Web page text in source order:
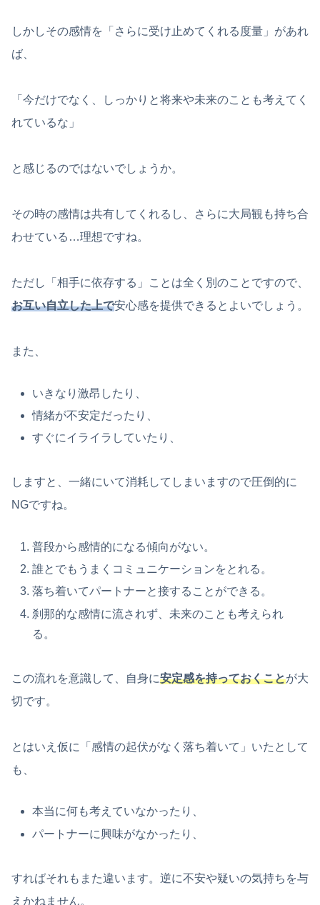
しかしその感情を「さらに受け止めてくれる度量」があれ
ば、
「今だけでなく、しっかりと将来や未来のことも考えてく
れているな」
と感じるのではないでしょうか。
その時の感情は共有してくれるし、さらに大局観も持ち合
わせている…理想ですね。
ただし「相手に依存する」ことは全く別のことですので、
お互い自立した上で安心感を提供できるとよいでしょう。
また、
いきなり激昂したり、
情緒が不安定だったり、
すぐにイライラしていたり、
しますと、一緒にいて消耗してしまいますので圧倒的に
NGですね。
普段から感情的になる傾向がない。
誰とでもうまくコミュニケーションをとれる。
落ち着いてパートナーと接することができる。
刹那的な感情に流されず、未来のことも考えられ
る。
この流れを意識して、自身に安定感を持っておくことが大
切です。
とはいえ仮に「感情の起伏がなく落ち着いて」いたとして
も、
本当に何も考えていなかったり、
パートナーに興味がなかったり、
すればそれもまた違います。逆に不安や疑いの気持ちを与
えかねません。